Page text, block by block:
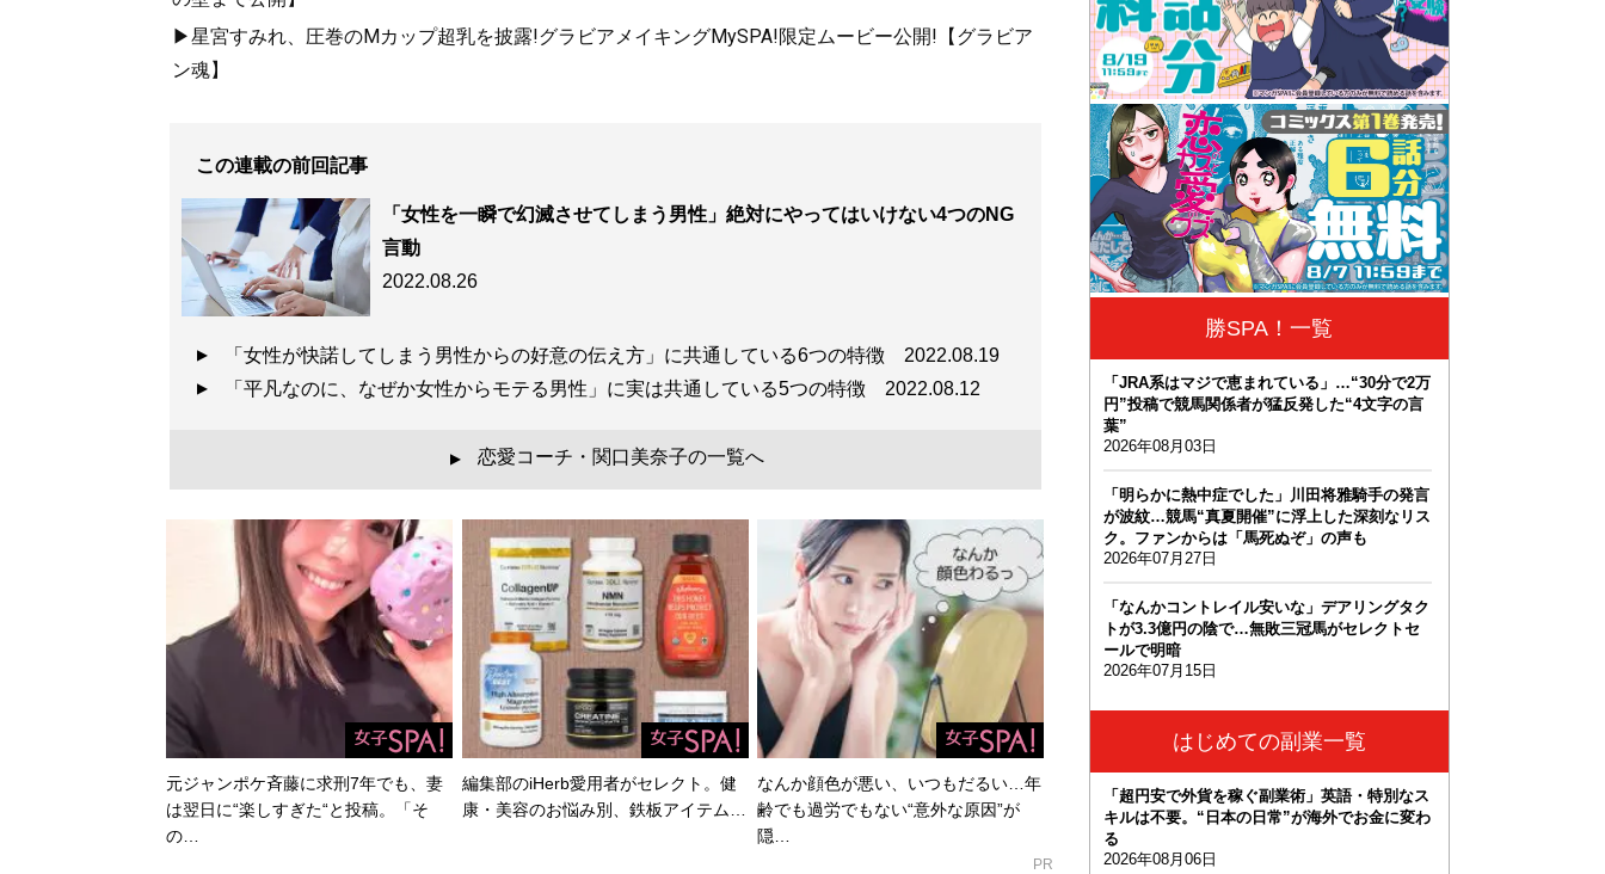
記事一覧へ
▶星宮すみれ、圧巻のMカップ超乳を披露!グラビアメイキングMySPA!限定ムービー公開!【グラビア
ン魂】
この連載の前回記事
「女性を一瞬で幻滅させてしまう男性」絶対にやってはいけない4つのNG
言動
2022.08.26
「女性が快諾してしまう男性からの好意の伝え方」に共通している6つの特徴 2022.08.19
「平凡なのに、なぜか女性からモテる男性」に実は共通している5つの特徴 2022.08.12
▲ 恋愛コーチ・関口美奈子の一覧へ
元ジャンポケ斉藤に求刑7年でも、妻
は翌日に“楽しすぎた“と投稿。「そ
の…
編集部のiHerb愛用者がセレクト。健
康・美容のお悩み別、鉄板アイテム…
なんか顔色が悪い、いつもだるい…年
齢でも過労でもない“意外な原因”が
隠…
PR
勝SPA！一覧
「JRA系はマジで恵まれている」…“30分で2万
円”投稿で競馬関係者が猛反発した“4文字の言
葉”
2026年08月03日
「明らかに熱中症でした」川田将雅騎手の発言
が波紋…競馬“真夏開催”に浮上した深刻なリス
ク。ファンからは「馬死ぬぞ」の声も
2026年07月27日
「なんかコントレイル安いな」デアリングタク
トが3.3億円の陰で…無敗三冠馬がセレクトセ
ールで明暗
2026年07月15日
はじめての副業一覧
「超円安で外貨を稼ぐ副業術」英語・特別なス
キルは不要。“日本の日常”が海外でお金に変わ
る
2026年08月06日